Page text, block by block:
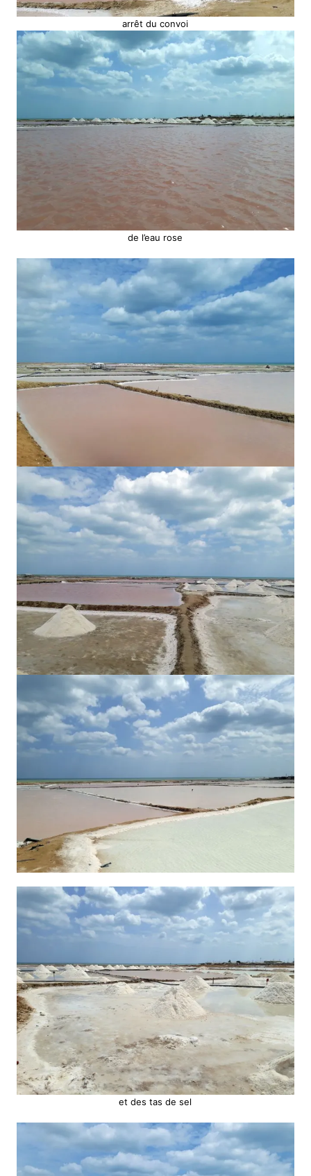
arrêt du convoi
de l’eau rose
et des tas de sel